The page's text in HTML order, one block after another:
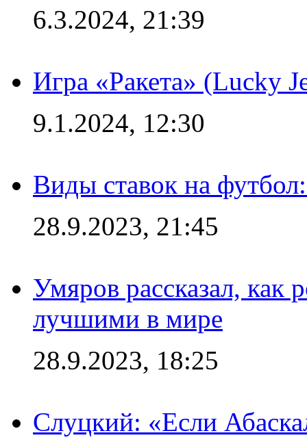
6.3.2024, 21:39
Игра «Ракета» (Lucky
9.1.2024, 12:30
Виды ставок на
28.9.2023, 21:45
Умяров рассказал, как
лучшими в мире
28.9.2023, 18:25
Слуцкий: «Если